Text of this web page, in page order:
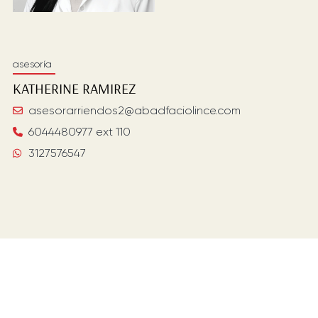
asesoría
KATHERINE RAMIREZ
asesorarriendos2@abadfaciolince.com
6044480977 ext 110
3127576547